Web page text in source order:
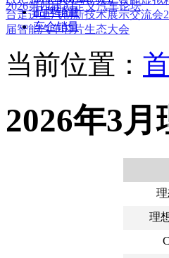
2026第四届AI定义汽车论坛
台走进上汽创新技术展示交流会
届智能汽车芯片生态大会
品牌销量
车企销量
当前位置：
2026年3
理